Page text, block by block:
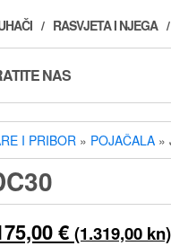
RASVJETA I NJEGA
NAS
I PRIBOR » POJAČALA »
€ (1.319,00 kn)